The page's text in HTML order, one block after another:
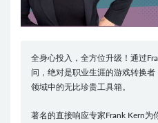
全身心投入，全方位升级！通过
问，绝对是职业生涯的游戏转换
领域中的无比珍贵工具箱。
著名的直接响应专家Frank Kern为